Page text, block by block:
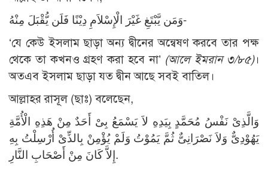
وَمَن يَّبْتَغِ غَيْرَ الْإِسْلاَمِ دِيْنًا فَلَن يُّقْبَلَ مِنْهُ-
‘যে কেউ ইসলাম ছাড়া অন্য দ্বীনের অন্বেষণ করবে তার পক্ষ
থেকে তা কখনও গ্রহণ করা হবে না’ (আলে ইমরান ৩/৮৫)।
অতএব ইসলাম ছাড়া যত দ্বীন আছে সবই বাতিল।
আল্লাহর রাসূল (ছাঃ) বলেছেন,
وَالَّذِىْ نَفْسُ مُحَمَّدٍ بِيَدِهِ لاَ يَسْمَعُ بِىْ أَحَدٌ مِنْ هَذِهِ الْأُمَّةِ
يَهُوْدِىٌّ وَلاَ نَصْرَانِىٌّ ثُمَّ يَمُوْتُ وَلَمْ يُؤْمِنْ بِالذِّىْ أُرْسِلْتُ بِهِ
إِلاَّ كَانَ مِنْ أَصْحَابِ النَّارِ.